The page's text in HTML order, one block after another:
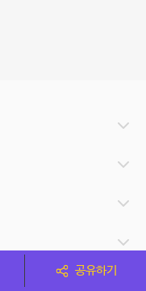
공유하기